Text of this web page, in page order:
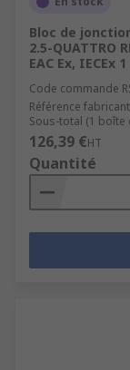
Bloc de
2.5-QUATTRO
EAC Ex, IECEx 1
Code commande
Référence fabricant
Sous-total (1 boîte
126,39 €HT
Quantité